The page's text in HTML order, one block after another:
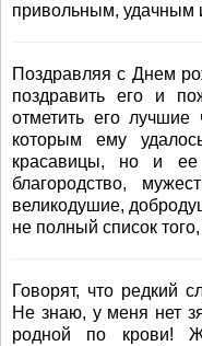
привольным, удачным
Поздравляя с Днем
поздравить его и
отметить его лучшие
которым ему
красавицы, но и ее
благородство,
великодушие,
не полный список
Говорят, что редкий
Не знаю, у меня нет
родной по крови!